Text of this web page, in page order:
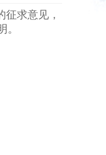
征求意见 ，
。